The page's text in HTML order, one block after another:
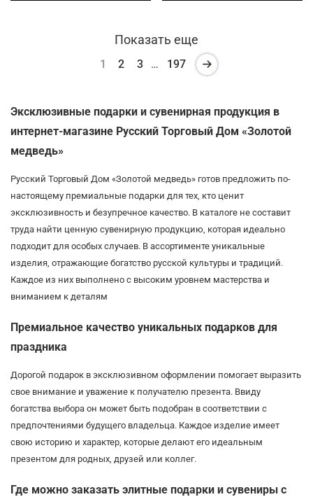
Показать еще
1 2 3 … 197
Эксклюзивные подарки и сувенирная продукция в
интернет-магазине Русский Торговый Дом «Золотой
медведь»
Русский Торговый Дом «Золотой медведь» готов предложить по-
настоящему премиальные подарки для тех, кто ценит
эксклюзивность и безупречное качество. В каталоге не составит
труда найти ценную сувенирную продукцию, которая идеально
подходит для особых случаев. В ассортименте уникальные
изделия, отражающие богатство русской культуры и традиций.
Каждое из них выполнено с высоким уровнем мастерства и
вниманием к деталям
Премиальное качество уникальных подарков для
праздника
Дорогой подарок в эксклюзивном оформлении помогает выразить
свое внимание и уважение к получателю презента. Ввиду
богатства выбора он может быть подобран в соответствии с
предпочтениями будущего владельца. Каждое изделие имеет
свою историю и характер, которые делают его идеальным
презентом для родных, друзей или коллег.
Где можно заказать элитные подарки и сувениры с